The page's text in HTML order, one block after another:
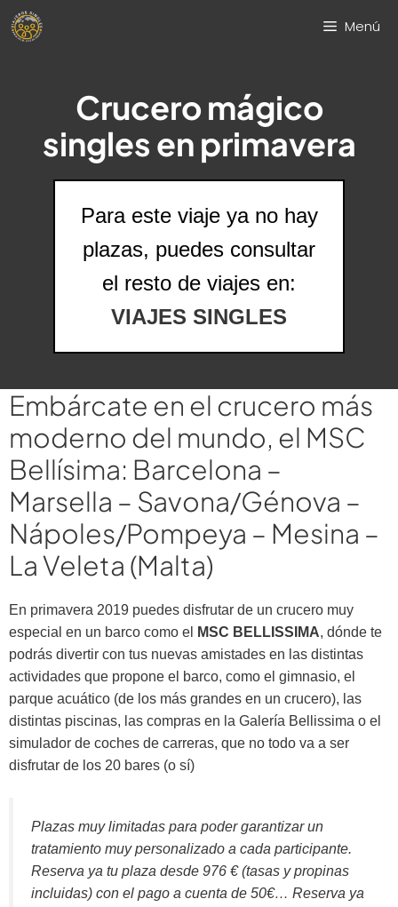
Saltar
Menú
Crucero mágico
singles en primavera
Para este viaje ya no hay
plazas, puedes consultar
el resto de viajes en:
VIAJES SINGLES
Embárcate en el crucero más
moderno del mundo, el MSC
Bellísima: Barcelona –
Marsella – Savona/Génova –
Nápoles/Pompeya – Mesina –
La Veleta (Malta)
En primavera 2019 puedes disfrutar de un crucero muy
especial en un barco como el
MSC BELLISSIMA, dónde te
podrás divertir con tus nuevas amistades en las distintas
actividades que propone el barco, como el gimnasio, el
parque acuático (de los más grandes en un crucero), las
distintas piscinas, las compras en la Galería Bellissima o el
simulador de coches de carreras, que no todo va a ser
disfrutar de los 20 bares (o sí)
Plazas muy limitadas para poder garantizar un
tratamiento muy personalizado a cada participante.
Reserva ya tu plaza desde 976 € (tasas y propinas
incluidas) con el pago a cuenta de 50€… Reserva ya